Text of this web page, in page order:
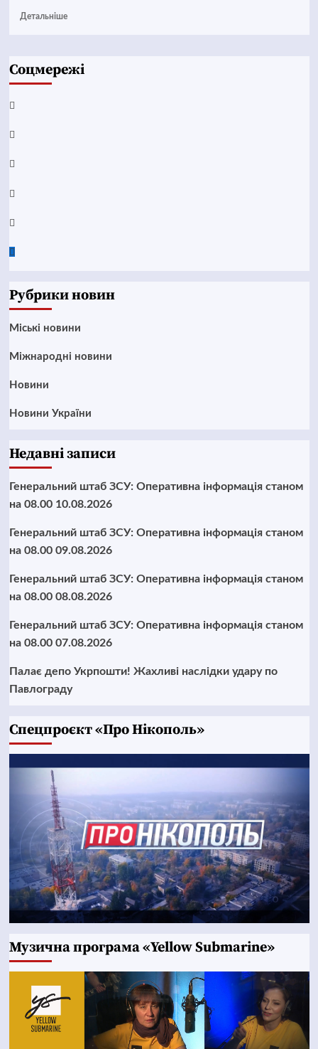
Детальніше
Соцмережі
Facebook
YouTube
Telegram
Instagram
Twitter
Google
Рубрики новин
Mіські новини
Міжнародні новини
Новини
Новини України
Недавні записи
Генеральний штаб ЗСУ: Оперативна інформація станом
на 08.00 10.08.2026
Генеральний штаб ЗСУ: Оперативна інформація станом
на 08.00 09.08.2026
Генеральний штаб ЗСУ: Оперативна інформація станом
на 08.00 08.08.2026
Генеральний штаб ЗСУ: Оперативна інформація станом
на 08.00 07.08.2026
Палає депо Укрпошти! Жахливі наслідки удару по
Павлограду
Cпецпроєкт «Про Нікополь»
Музична програма «Yellow Submarine»